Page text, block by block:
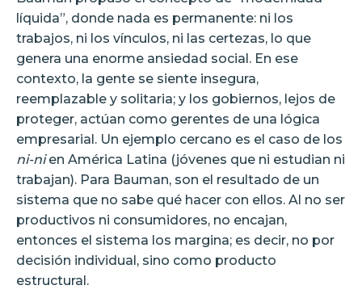
líquida”, donde nada es permanente: ni los
trabajos, ni los vínculos, ni las certezas, lo que
genera una enorme ansiedad social. En ese
contexto, la gente se siente insegura,
reemplazable y solitaria; y los gobiernos, lejos de
proteger, actúan como gerentes de una lógica
empresarial. Un ejemplo cercano es el caso de los
ni-nien América Latina (jóvenes que ni estudian ni
trabajan). Para Bauman, son el resultado de un
sistema que no sabe qué hacer con ellos. Al no ser
productivos ni consumidores, no encajan,
entonces el sistema los margina; es decir, no por
decisión individual, sino como producto
estructural.